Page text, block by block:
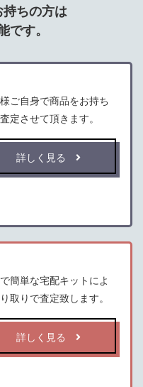
ちの方は
です。
ご自身で商品をお持ち
定させて頂きます。
詳しく見る
簡単な宅配キットによ
取りで査定致します。
詳しく見る